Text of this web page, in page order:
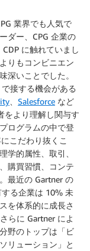
業界でも人気で
ダー、CPG 企業の
に触れていまし
りもコンビニエン
深いことでした。
接する機会がある
Salesforce など
をより理解し関与す
ログラムの中で登
こだわり抜くこ
学的属性、取引、
購買習慣、コンテ
最近の Gartner の
る企業は 10% 未
を体系的に成長さ
らに Gartner によ
野のトップは「ビ
リューション」と